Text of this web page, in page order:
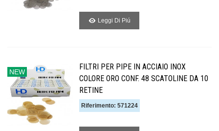
Leggi Di Piú
NEW
FILTRI PER PIPE IN ACCIAIO INOX
COLORE ORO CONF. 48 SCATOLINE DA 10
RETINE
Riferimento: 571224